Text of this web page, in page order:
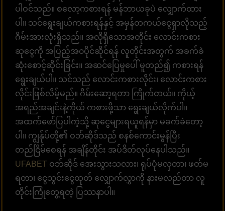
ပါဝင်သည်။ စလော့ကစားရန် မန်ဘာယခုပဲ လျှောက်ထား
ပါ။ သင်ရွေးချယ်ကစားရန်နှင့် အမှန်တကယ်ငွေရှာလိုသည့်
ဂိမ်းအားလုံးရှိသည်။ အလိုရှိသောအတိုင်း လောင်းကစား
ဆုငွေကို အပြည့်အ၀ပိုင်ဆိုင်ရန် လူတိုင်းအတွက် အခက်ခဲ
ဆုံးစောင့်ဆိုင်းခြင်း။ အဆင်ပြေမှုပေါ် မူတည်၍ ကစားရန်
ရွေးချယ်ပါ။ သင်သည် လောင်းကစားလိုင်း၊ လောင်းကစား
လိုင်းဖြစ်လိမ့်မည်။ ဂိမ်းဆော့ရတာ ကြိုက်တယ်။ ကိုယ့်
အရည်အချင်းနဲ့ကိုယ် ကစားဖို့သာ ရွေးချယ်လိုက်ပါ။
အထက်ဖော်ပြပါကဲ့သို့ ဆုငွေများရယူရန်မှာ မခက်ခဲတော့
ပါ။ ကျွန်ုပ်တို့၏ ဝဘ်ဆိုဒ်သည် စနစ်ကောင်းမွန်ပြီး
တည်ငြိမ်စေရန် အချိန်တိုင်း အပ်ဒိတ်လုပ်နေပါသည်။
UFABET ဝဘ်ဆိုဒ် အေးသွားသလား၊ ရုပ်ပုံမလှတာ၊ ဖတ်မ
ရတာ၊ ငွေသွင်းငွေထုတ် လျှောက်လွှာကို နားမလည်တာ လူ
တိုင်းကြုံတွေ့ရတဲ့ ပြဿနာပါ။